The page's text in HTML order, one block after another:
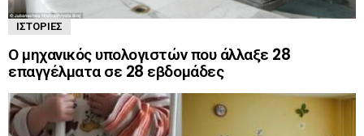
ΙΣΤΟΡΊΕΣ
Ο μηχανικός υπολογιστών που άλλαξε 28
επαγγέλματα σε 28 εβδομάδες